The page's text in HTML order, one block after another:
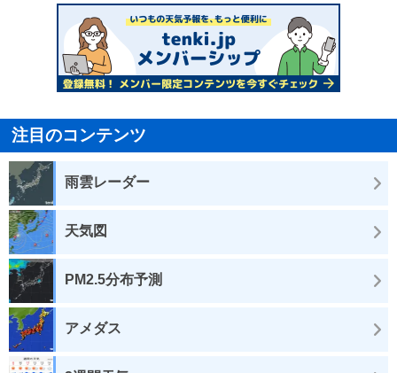
注目のコンテンツ
雨雲レーダー
天気図
PM2.5分布予測
アメダス